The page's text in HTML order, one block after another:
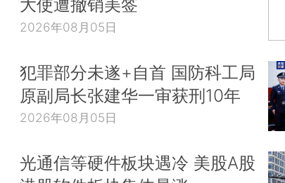
2026年08月05日
犯罪部分未遂+自首 国防科工局
原副局长张建华一审获刑10年
2026年08月05日
光通信等硬件板块遇冷 美股A股